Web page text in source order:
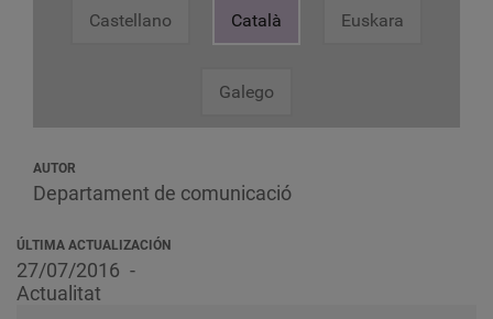
Castellano Català Euskara
Galego
AUTOR
Departament de comunicació
ÚLTIMA ACTUALIZACIÓN
27/07/2016
Actualitat